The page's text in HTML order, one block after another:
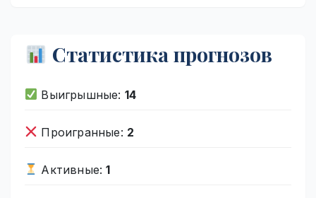
Статистика прогнозов
Выигрышные: 14
Проигранные: 2
Активные:1